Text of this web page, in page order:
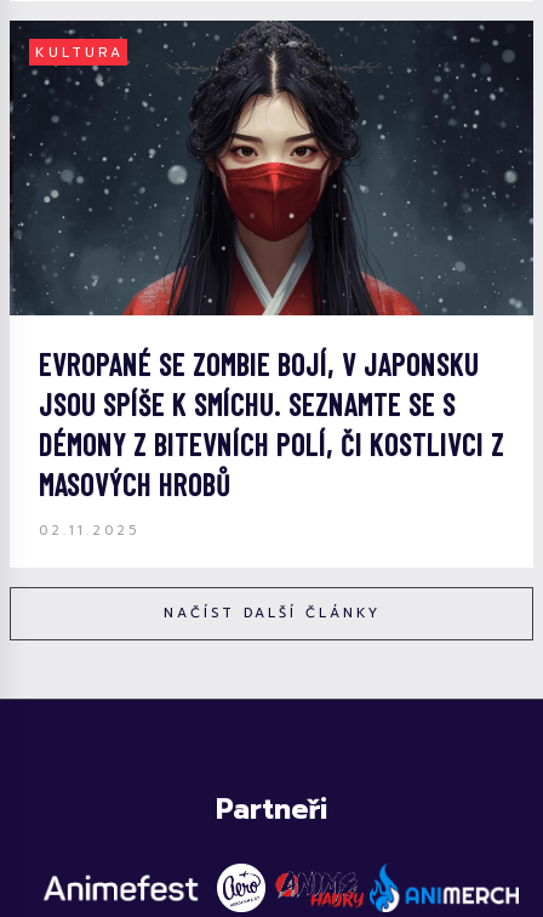
KULTURA
EVROPANÉ SE ZOMBIE BOJÍ, V JAPONSKU
JSOU SPÍŠE K SMÍCHU. SEZNAMTE SE S
DÉMONY Z BITEVNÍCH POLÍ, ČI KOSTLIVCI Z
MASOVÝCH HROBŮ
02.11.2025
NAČÍST DALŠÍ ČLÁNKY
Partneři